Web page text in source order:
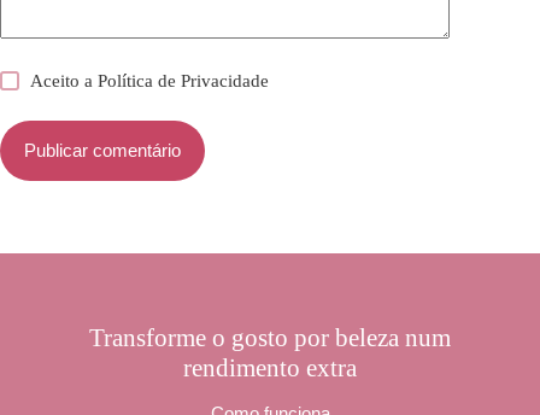
Aceito aPolítica de Privacidade
Publicar comentário
Transforme o gosto por beleza num
rendimento extra